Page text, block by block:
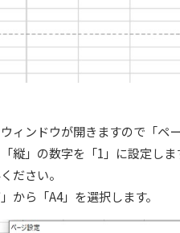
ウィンドウが開きますので「
縦」の数字を「1」に設定し
ださい。
から「A4」を選択します。